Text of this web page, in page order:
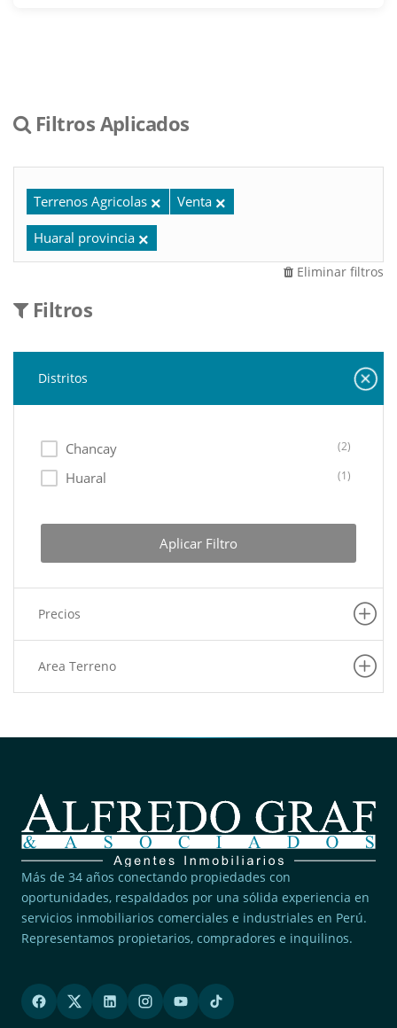
Filtros Aplicados
Terrenos Agricolas Venta
Huaral provincia
Eliminar filtros
Filtros
Distritos
Chancay (2)
Huaral (1)
Aplicar Filtro
Precios
Area Terreno
Más de 34 años conectando propiedades con
oportunidades, respaldados por una sólida experiencia en
servicios inmobiliarios comerciales e industriales en Perú.
Representamos propietarios, compradores e inquilinos.